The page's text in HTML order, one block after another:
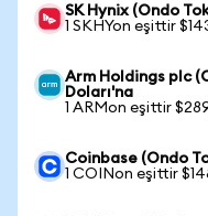
SK Hynix (Ondo
1 SKHYon eşittir
Arm Holdings plc
Doları'na
1 ARMon eşittir
Coinbase (Ondo
1 COINon eşittir